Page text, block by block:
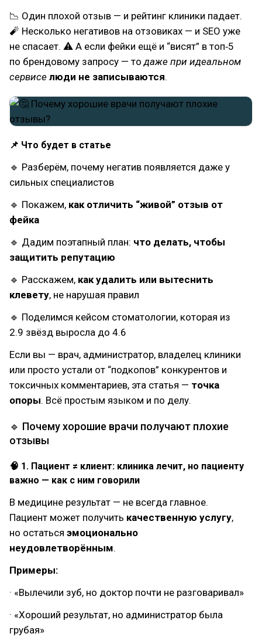
📉 Один плохой отзыв — и рейтинг клиники падает.
🧨 Несколько негативов на отзовиках — и SEO уже
не спасает. ⚠ А если фейки ещё и “висят” в топ‑5
по брендовому запросу — тодаже при идеальном
сервисе люди не записываются.
📌 Что будет в статье
🔹 Разберём, почему негатив появляется даже у
сильных специалистов
🔹 Покажем, как отличить “живой” отзыв от
фейка
🔹 Дадим поэтапный план: что делать, чтобы
защитить репутацию
🔹 Расскажем, как удалить или вытеснить
клевету, не нарушая правил
🔹 Поделимся кейсом стоматологии, которая из
2.9 звёзд выросла до 4.6
Если вы — врач, администратор, владелец клиники
или просто устали от “подкопов” конкурентов и
токсичных комментариев, эта статья — точка
опоры. Всё простым языком и по делу.
🔹 Почему хорошие врачи получают плохие
отзывы
🧠 1. Пациент ≠ клиент: клиника лечит, но пациенту
важно — как с ним говорили
В медицине результат — не всегда главное.
Пациент может получить качественную услугу,
но остаться эмоционально
неудовлетворённым.
Примеры:
· «Вылечили зуб, но доктор почти не разговаривал»
· «Хороший результат, но администратор была
грубая»